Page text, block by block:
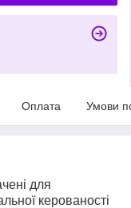
Оплата Умови
для
керованості